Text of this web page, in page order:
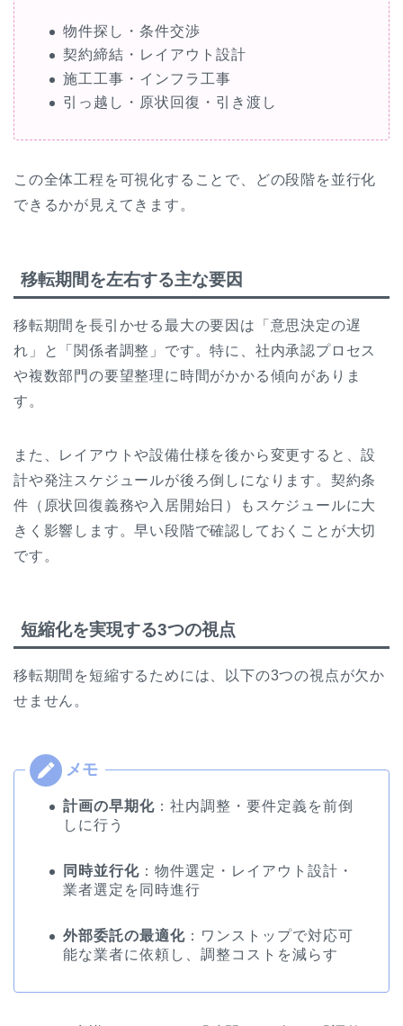
物件探し・条件交渉
契約締結・レイアウト設計
施工工事・インフラ工事
引っ越し・原状回復・引き渡し
この全体工程を可視化することで、どの段階を並行化
できるかが見えてきます。
移転期間を左右する主な要因
移転期間を長引かせる最大の要因は「意思決定の遅
れ」と「関係者調整」です。特に、社内承認プロセス
や複数部門の要望整理に時間がかかる傾向がありま
す。
また、レイアウトや設備仕様を後から変更すると、設
計や発注スケジュールが後ろ倒しになります。 契約条
件（原状回復義務や入居開始日）もスケジュールに大
きく影響します。早い段階で確認しておくことが大切
です。
短縮化を実現する3つの視点
移転期間を短縮するためには、以下の3つの視点が欠か
せません。
計画の早期化 ：社内調整・要件定義を前倒
しに行う
同時並行化 ：物件選定・レイアウト設計・
業者選定を同時進行
外部委託の最適化 ：ワンストップで対応可
能な業者に依頼し、調整コストを減らす